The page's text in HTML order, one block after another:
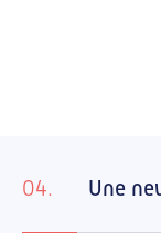
04. Une